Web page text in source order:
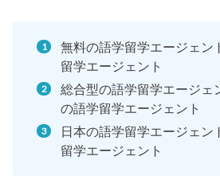
無料の語学留学エージェン
留学エージェント
総合型の語学留学エージェ
の語学留学エージェント
日本の語学留学エージェン
留学エージェント